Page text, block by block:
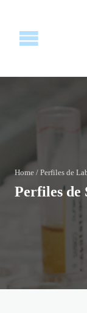
Home / Perfiles de
Perfiles de